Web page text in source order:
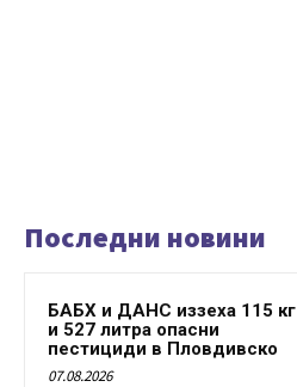
Последни новини
БАБХ и ДАНС иззеха 115 кг
и 527 литра опасни
пестициди в Пловдивско
07.08.2026